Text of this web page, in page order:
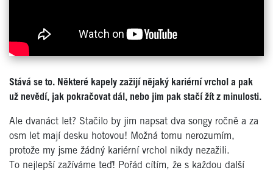
Stává se to. Některé kapely zažijí nějaký kariérní vrchol a pak
už nevědí, jak pokračovat dál, nebo jim pak stačí žít z minulosti.
Ale dvanáct let? Stačilo by jim napsat dva songy ročně a za
osm let mají desku hotovou! Možná tomu nerozumím,
protože my jsme žádný kariérní vrchol nikdy nezažili.
To nejlepší zažíváme teď! Pořád cítím, že s každou další